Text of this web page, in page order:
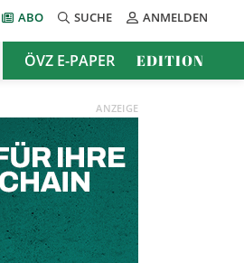
ABO SUCHE ANMELDEN
ÖVZ E-PAPER EDITION
ANZEIGE